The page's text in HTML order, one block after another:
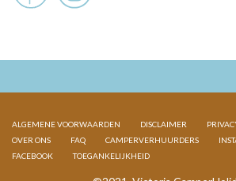
ALGEMENE VOORWAARDEN DISCLAIMER
OVER ONS
FAQ CAMPERVERHUURDERS
FACEBOOK
TOEGANKELIJKHEID